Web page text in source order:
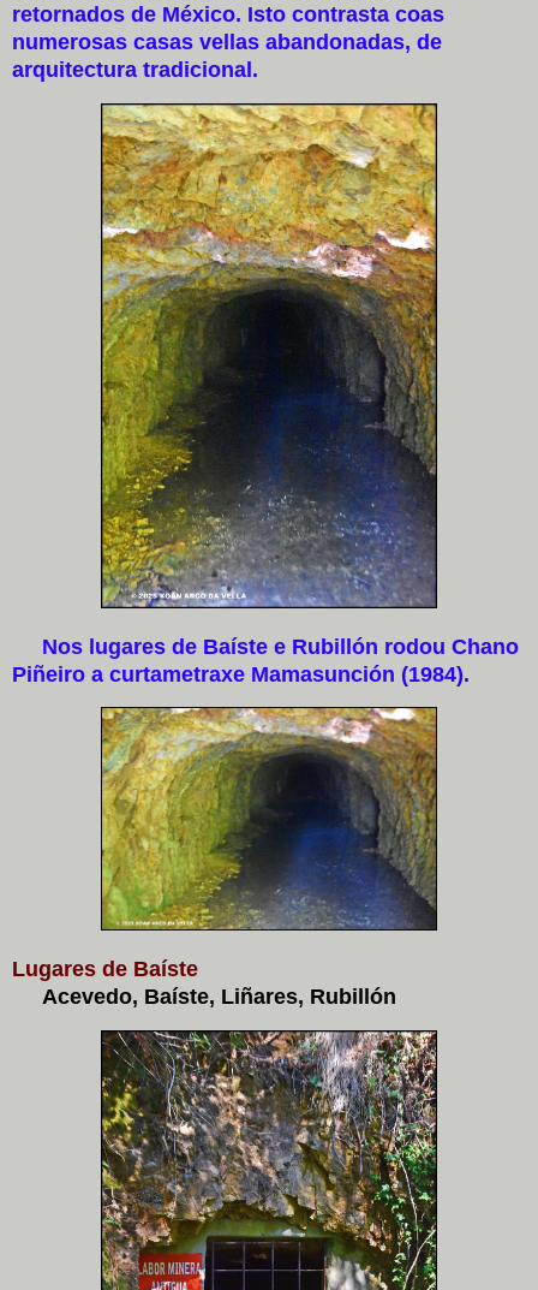
retornados de México. Isto contrasta coas
numerosas casas vellas abandonadas, de
arquitectura tradicional.
Nos lugares de Baíste e Rubillón rodou Chano
Piñeiro a curtametraxe Mamasunción (1984).
Lugares de Baíste
Acevedo, Baíste, Liñares, Rubillón